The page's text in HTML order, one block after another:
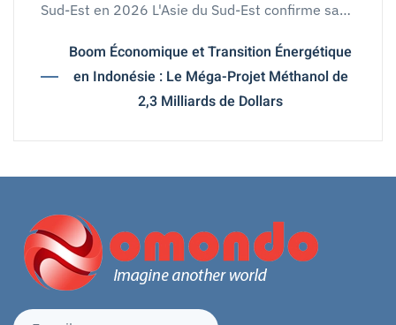
Sud-Est en 2026 L'Asie du Sud-Est confirme sa…
Boom Économique et Transition Énergétique
en Indonésie : Le Méga-Projet Méthanol de
2,3 Milliards de Dollars